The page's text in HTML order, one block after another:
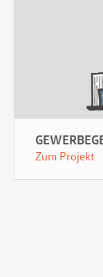
Zum Projekt